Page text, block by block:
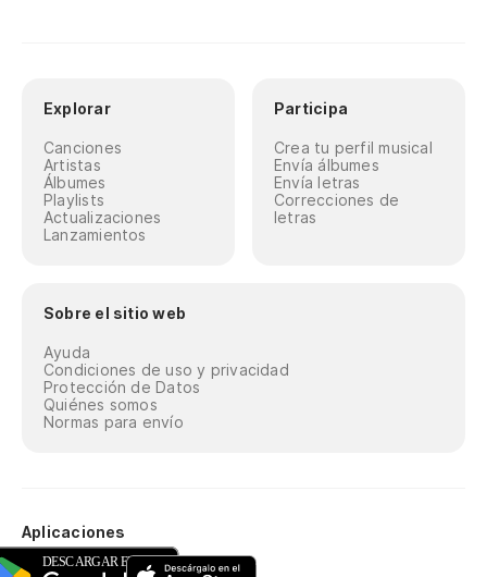
Explorar
Canciones
Artistas
Álbumes
Playlists
Actualizaciones
Lanzamientos
Participa
Crea tu perfil musical
Envía álbumes
Envía letras
Correcciones de
letras
Sobre el sitio web
Ayuda
Condiciones de uso y privacidad
Protección de Datos
Quiénes somos
Normas para envío
Aplicaciones